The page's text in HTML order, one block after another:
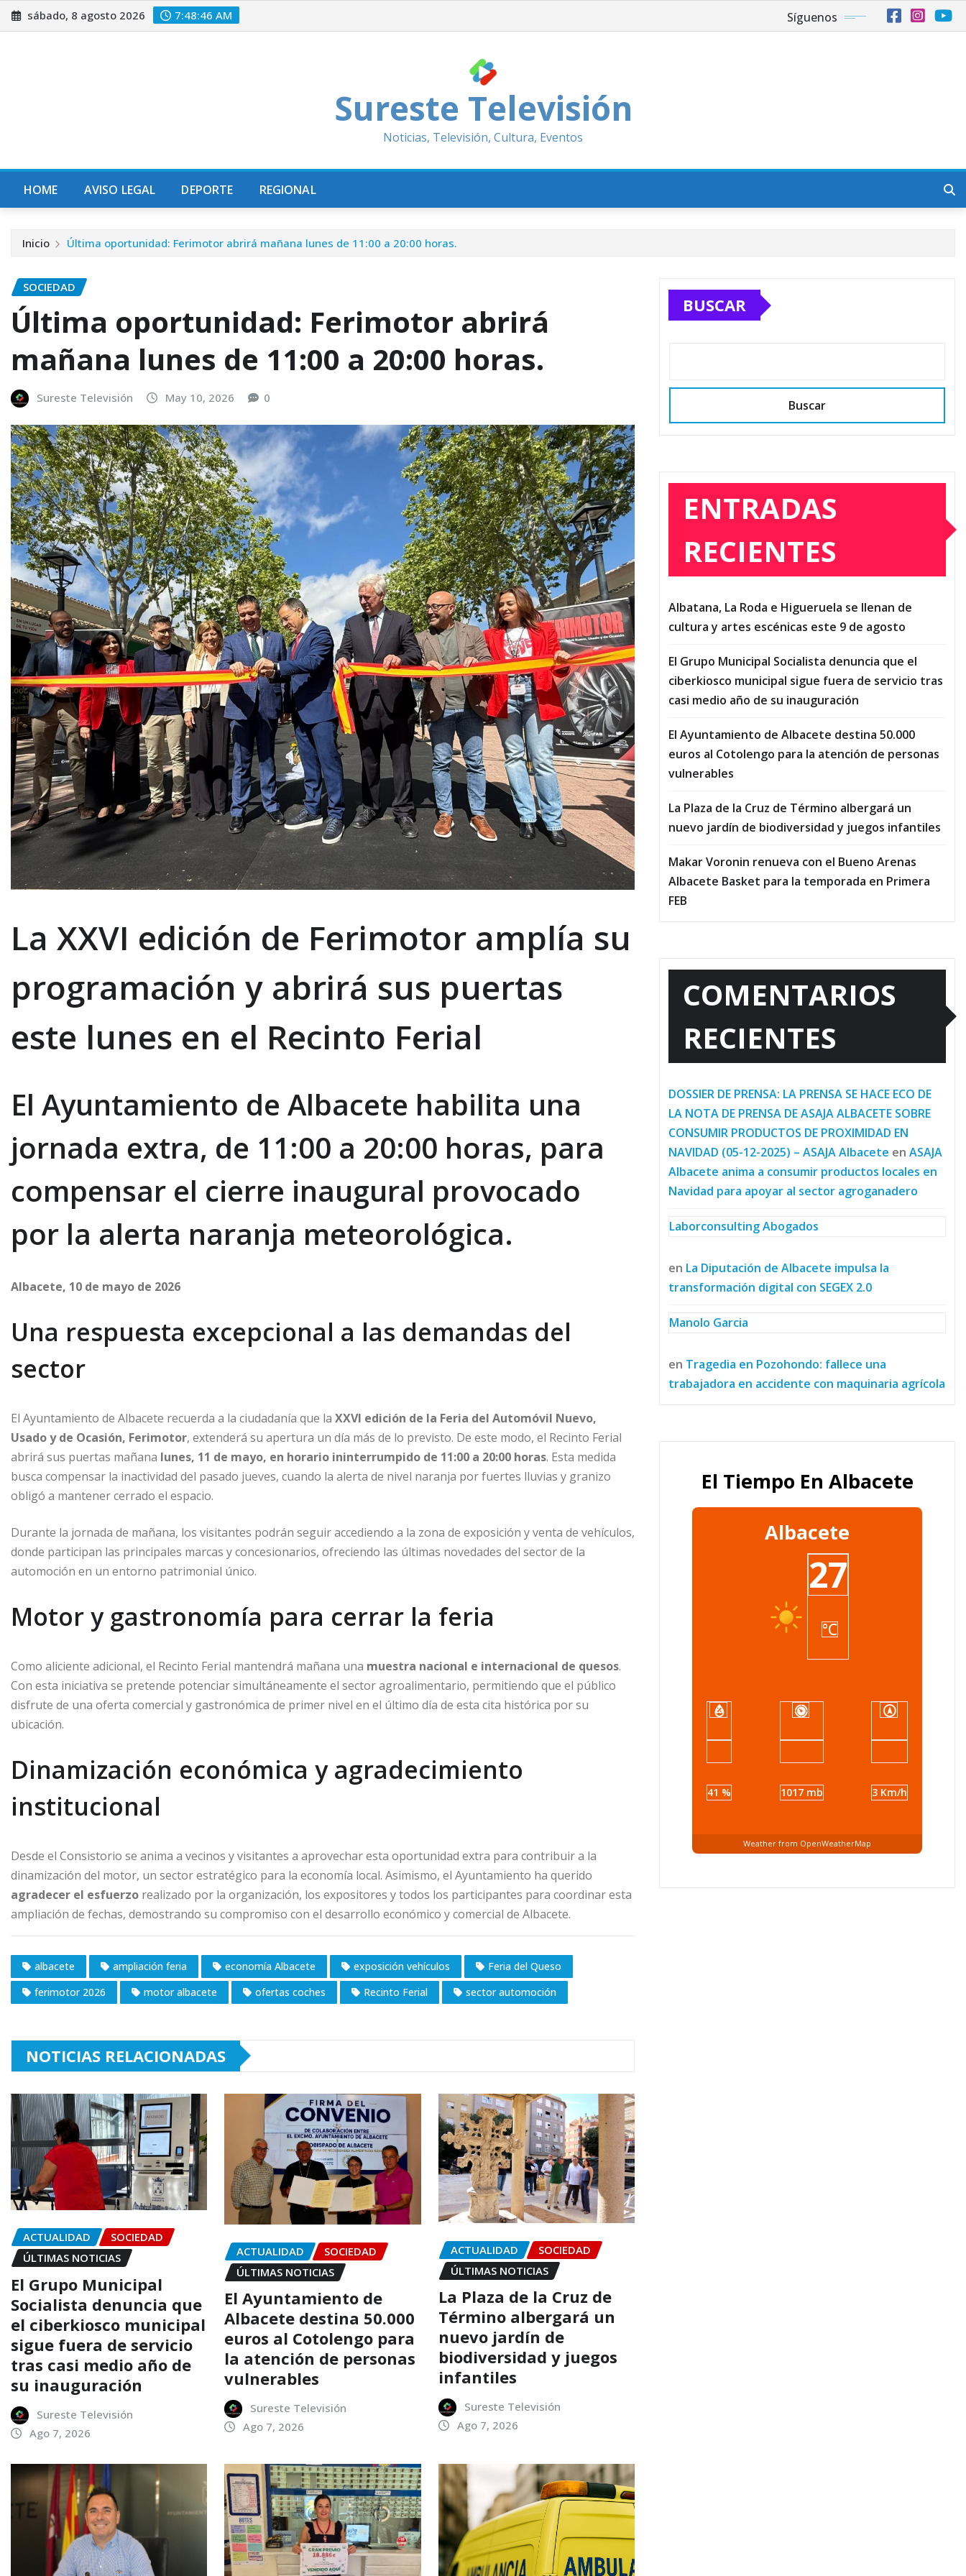
Saltar
al
sábado, 8 agosto 2026 7:48:47 AM Síguenos
Sureste Televisión
Noticias, Televisión, Cultura, Eventos
HOME AVISO LEGAL DEPORTE REGIONAL
Inicio Última oportunidad: Ferimotor abrirá mañana lunes de 11:00 a 20:00 horas.
SOCIEDAD
Última oportunidad: Ferimotor abrirá
mañana lunes de 11:00 a 20:00 horas.
Sureste Televisión May 10, 2026 0
La XXVI edición de Ferimotor amplía su
programación y abrirá sus puertas
este lunes en el Recinto Ferial
El Ayuntamiento de Albacete habilita una
jornada extra, de 11:00 a 20:00 horas, para
compensar el cierre inaugural provocado
por la alerta naranja meteorológica.
Albacete, 10 de mayo de 2026
Una respuesta excepcional a las demandas del
sector
El Ayuntamiento de Albacete recuerda a la ciudadanía que la XXVI edición de la Feria del Automóvil Nuevo,
Usado y de Ocasión, Ferimotor, extenderá su apertura un día más de lo previsto. De este modo, el Recinto Ferial
abrirá sus puertas mañana lunes, 11 de mayo, en horario ininterrumpido de 11:00 a 20:00 horas. Esta medida
busca compensar la inactividad del pasado jueves, cuando la alerta de nivel naranja por fuertes lluvias y granizo
obligó a mantener cerrado el espacio.
Durante la jornada de mañana, los visitantes podrán seguir accediendo a la zona de exposición y venta de vehículos,
donde participan las principales marcas y concesionarios, ofreciendo las últimas novedades del sector de la
automoción en un entorno patrimonial único.
Motor y gastronomía para cerrar la feria
Como aliciente adicional, el Recinto Ferial mantendrá mañana una muestra nacional e internacional de quesos.
Con esta iniciativa se pretende potenciar simultáneamente el sector agroalimentario, permitiendo que el público
disfrute de una oferta comercial y gastronómica de primer nivel en el último día de esta cita histórica por su
ubicación.
Dinamización económica y agradecimiento
institucional
Desde el Consistorio se anima a vecinos y visitantes a aprovechar esta oportunidad extra para contribuir a la
dinamización del motor, un sector estratégico para la economía local. Asimismo, el Ayuntamiento ha querido
agradecer el esfuerzo realizado por la organización, los expositores y todos los participantes para coordinar esta
ampliación de fechas, demostrando su compromiso con el desarrollo económico y comercial de Albacete.
albacete ampliación feria economía Albacete exposición vehículos
Feria del Queso
ferimotor 2026
motor albacete ofertas coches Recinto Ferial sector automoción
NOTICIAS RELACIONADAS
ACTUALIDAD
SOCIEDAD
ÚLTIMAS NOTICIAS
El Grupo Municipal
Socialista denuncia que
el ciberkiosco municipal
sigue fuera de servicio
tras casi medio año de
su inauguración
Sureste Televisión
Ago 7, 2026
ACTUALIDAD
SOCIEDAD
ÚLTIMAS NOTICIAS
El Ayuntamiento de
Albacete destina 50.000
euros al Cotolengo para
la atención de personas
vulnerables
Sureste Televisión
Ago 7, 2026
ACTUALIDAD
SOCIEDAD
ÚLTIMAS NOTICIAS
La Plaza de la Cruz de
Término albergará un
nuevo jardín de
biodiversidad y juegos
infantiles
Sureste Televisión
Ago 7, 2026
BUSCAR
Buscar
ENTRADAS
RECIENTES
Albatana, La Roda e Higueruela se llenan de
cultura y artes escénicas este 9 de agosto
El Grupo Municipal Socialista denuncia que el
ciberkiosco municipal sigue fuera de servicio tras
casi medio año de su inauguración
El Ayuntamiento de Albacete destina 50.000
euros al Cotolengo para la atención de personas
vulnerables
La Plaza de la Cruz de Término albergará un
nuevo jardín de biodiversidad y juegos infantiles
Makar Voronin renueva con el Bueno Arenas
Albacete Basket para la temporada en Primera
FEB
COMENTARIOS
RECIENTES
DOSSIER DE PRENSA: LA PRENSA SE HACE ECO DE
LA NOTA DE PRENSA DE ASAJA ALBACETE SOBRE
CONSUMIR PRODUCTOS DE PROXIMIDAD EN
NAVIDAD (05-12-2025) – ASAJA Albacete en ASAJA
Albacete anima a consumir productos locales en
Navidad para apoyar al sector agroganadero
Laborconsulting Abogados
en La Diputación de Albacete impulsa la
transformación digital con SEGEX 2.0
Manolo Garcia
en Tragedia en Pozohondo: fallece una
trabajadora en accidente con maquinaria agrícola
El Tiempo En Albacete
Albacete
27
°C
41 % 1017 mb 3 Km/h
Weather from OpenWeatherMap